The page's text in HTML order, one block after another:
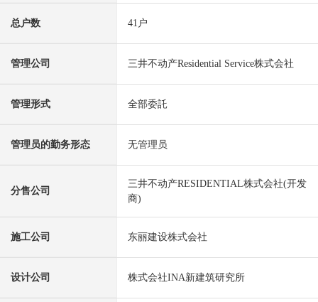
总户数 41户
管理公司 三井不动产Residential Service株式会社
管理形式 全部委託
管理员的勤务形态 无管理员
分售公司
三井不动产RESIDENTIAL株式会社(开发
商)
施工公司 东丽建设株式会社
设计公司 株式会社INA新建筑研究所